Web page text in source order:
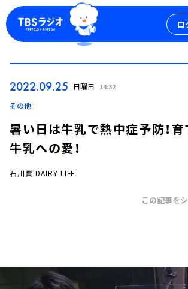
ロ
お知らせ
2022.09.25 日曜日 14:32
その他
暑い日は牛乳で熱中症予防！
牛乳への愛！
石川實 DAIRY LIFE
この記事を